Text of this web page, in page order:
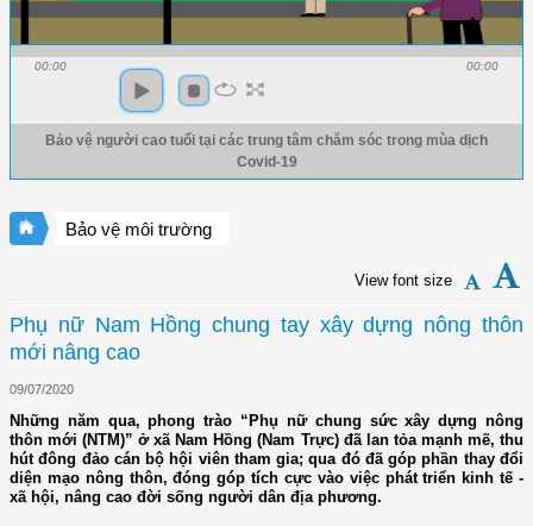
00:00 00:00
Bảo vệ người cao tuổi tại các trung tâm chăm sóc trong mùa dịch
Covid-19
Bảo vệ môi trường
View font size
Phụ nữ Nam Hồng chung tay xây dựng nông thôn
mới nâng cao
09/07/2020
Những năm qua, phong trào “Phụ nữ chung sức xây dựng nông
thôn mới (NTM)” ở xã Nam Hồng (Nam Trực) đã lan tỏa mạnh mẽ, thu
hút đông đảo cán bộ hội viên tham gia; qua đó đã góp phần thay đổi
diện mạo nông thôn, đóng góp tích cực vào việc phát triển kinh tế -
xã hội, nâng cao đời sống người dân địa phương.